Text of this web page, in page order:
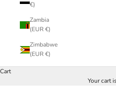
€)
Zambia
(EUR €)
Zimbabwe
(EUR €)
Cart
Your cart